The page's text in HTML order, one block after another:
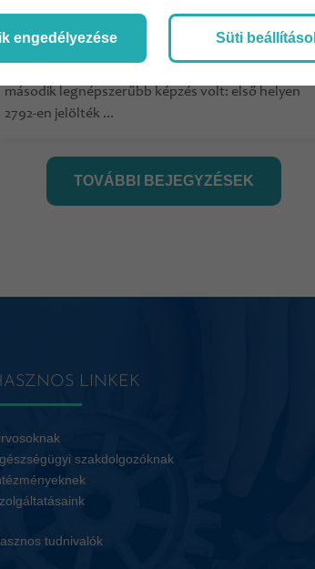
vonzó a pályaválasztók körében. Az Eduline
második legnépszerűbb képzés volt: első helyen
2792-en jelölték ...
TOVÁBBI BEJEGYZÉSEK
LINKEK
szakdolgozóknak
tudnivalók
engedélyezése Süti